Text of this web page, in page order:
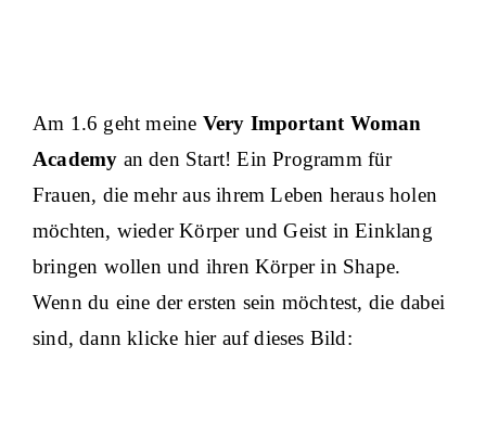
Am 1.6 geht meine Very Important Woman
Academy an den Start! Ein Programm für
Frauen, die mehr aus ihrem Leben heraus holen
möchten, wieder Körper und Geist in Einklang
bringen wollen und ihren Körper in Shape.
Wenn du eine der ersten sein möchtest, die dabei
sind, dann klicke hier auf dieses Bild: